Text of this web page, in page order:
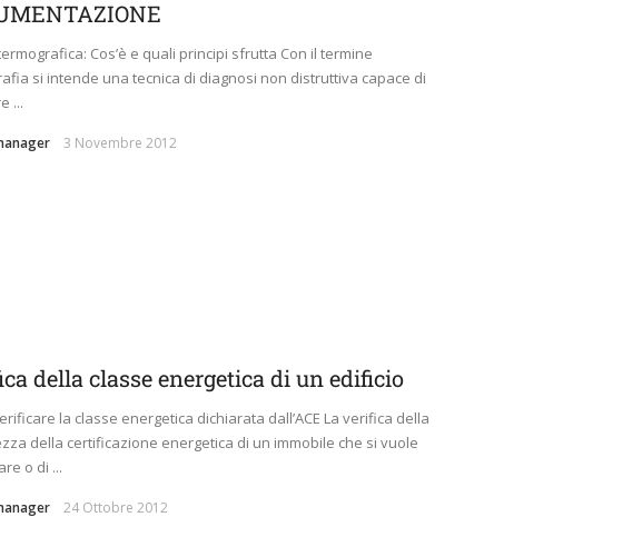
Cos’è e quali principi sfrutta Con il termine
si intende una tecnica di diagnosi non distruttiva capace di
...
3 Novembre 2012
della classe energetica di un edificio
la classe energetica dichiarata dall’ACE La verifica della
della certificazione energetica di un immobile che si vuole
o di ...
24 Ottobre 2012